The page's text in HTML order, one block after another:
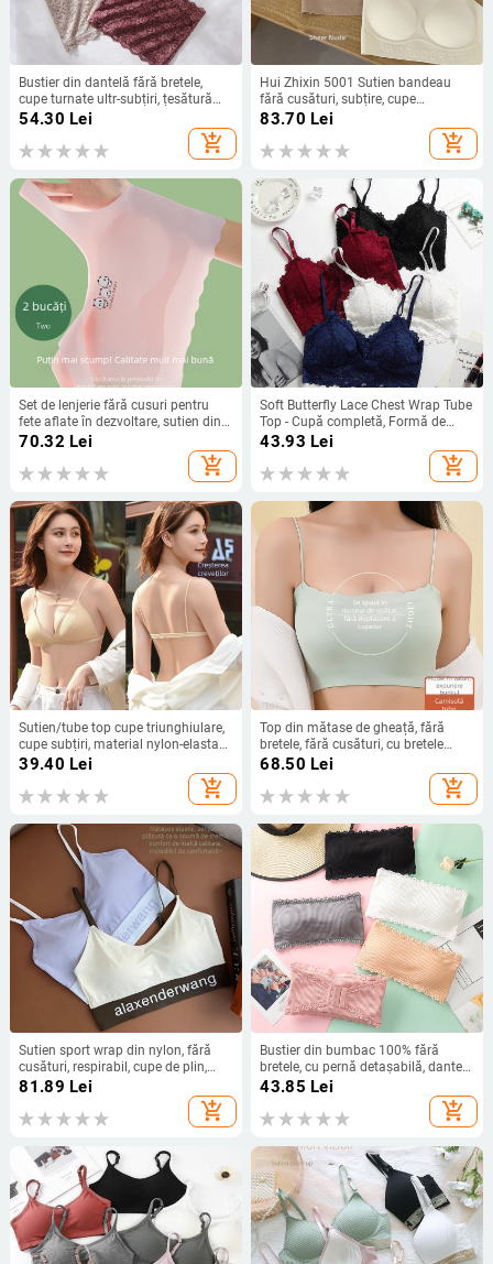
Bustier din dantelă fără bretele,
cupe turnate ultr-subțiri, țesătură
din nailon respirant
54.30 Lei
add_shopping_cart
Hui Zhixin 5001 Sutien bandeau
fără cusături, subțire, cupe
modelate, acoperire completă
83.70 Lei
add_shopping_cart
Set de lenjerie fără cusuri pentru
fete aflate în dezvoltare, sutien din
ice silk și maieu
70.32 Lei
add_shopping_cart
Soft Butterfly Lace Chest Wrap Tube
Top - Cupă completă, Formă de
cupă medie, Dantelă Nylon 91.6%
43.93 Lei
add_shopping_cart
Sutien/tube top cupe triunghiulare,
cupe subțiri, material nylon-elastan
(30–50% elastan), spate sexy
39.40 Lei
add_shopping_cart
Top din mătase de gheață, fără
bretele, fără cusături, cu bretele
subțiri (material: nylon; cupă
modelată; cupă 3/4; fără inel
metalic; bretele fixe duble)
68.50 Lei
add_shopping_cart
Sutien sport wrap din nylon, fără
cusături, respirabil, cupe de plin,
push-up ușor
81.89 Lei
add_shopping_cart
Bustier din bumbac 100% fără
bretele, cu pernă detașabilă, dantelă
decorativă și închidere cu nasturi în
43.85 Lei
add_shopping_cart